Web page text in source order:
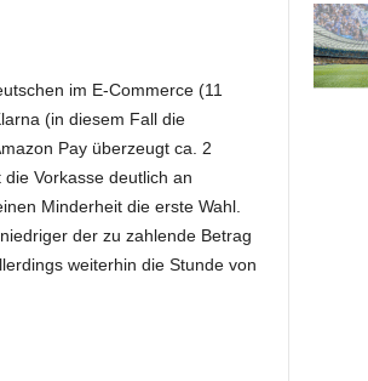
im E-Commerce (11
(in diesem Fall die
Pay überzeugt ca. 2
Vorkasse deutlich an
Minderheit die erste Wahl.
der zu zahlende Betrag
weiterhin die Stunde von